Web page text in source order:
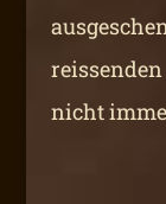
reissenden
nicht